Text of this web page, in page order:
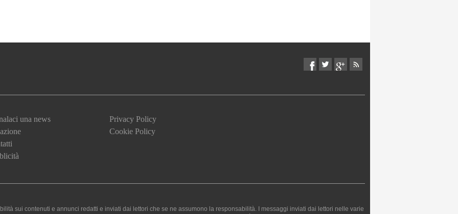
una news
Privacy Policy
Cookie Policy
sui contenuti e annunci redatti e inviati dai lettori che se ne assumono la responsabilità. I messaggi inviati dai lettori nelle varie